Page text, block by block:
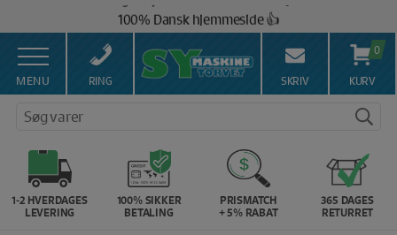
indholdet
100% Dansk hjemmeside 👍
Brug for hjælp? Ring på 43 44 45 15 ☎️
Vi matcher alle danske priser 💰
MENU RING SKRIV
0
KURV
Søg varer
1-2 HVERDAGES
LEVERING
100% SIKKER
BETALING
PRISMATCH
+ 5% RABAT
365 DAGES
RETURRET